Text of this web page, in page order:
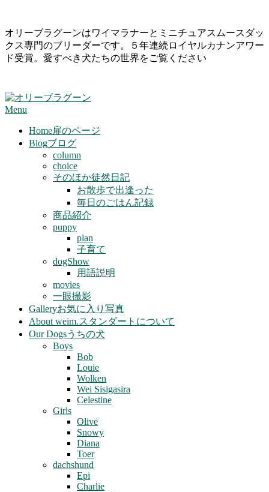
Skip
to
content
オリーブラグーンはワイマラナーとミニチュアスムースダッ
クス専門のブリーダーです。５年連続ロイヤルカナンアワー
ド受賞。愛すべき犬たちの世界をご覧ください
Primary
Menu
Menu
Home扉のページ
Blogブログ
column
choice
そのほか徒然日記
お散歩で出逢った
毎日のごはん記録
商品紹介
puppy
plan
子育て
dogShow
用語説明
movies
一眼撮影
Galleryお気に入り写真
About weim.スタンダートについて
Our Dogsうちの犬
Boys
Bob
Louie
Wolken
Wei Sisigasira
Celestine
Girls
Olive
Snowy
Diana
Toer
dachshund
Epi
Charlie